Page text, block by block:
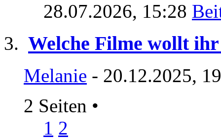
28.07.2026, 15:28
Welche Filme wollt ihr
Melanie - 20.12.2025,
2 Seiten •
1 2